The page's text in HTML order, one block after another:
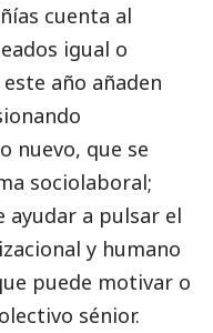
cuenta al
igual o
año añaden
nuevo, que se
sociolaboral;
ayudar a pulsar el
y humano
puede motivar o
sénior.